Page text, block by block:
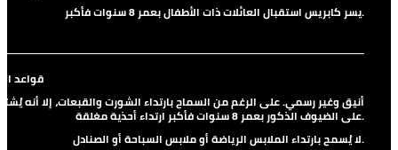
يسر كابريس استقبال العائلات ذات الأطفال بعمر 8 سنوات فأكبر.
قواعد
أنيق وغير رسمي. على الرغم من السماح بارتداء الشورت والقبعات، إلا أنه
على الضيوف الذكور بعمر 8 سنوات فأكبر ارتداء أحذية مغلقة.
لا يُسمح بارتداء الملابس الرياضة أو ملابس السباحة أو الصنادل.